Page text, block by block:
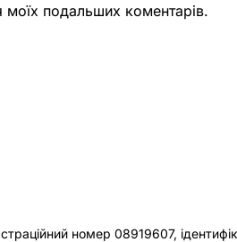
подальших коментарів.
номер 08919607,